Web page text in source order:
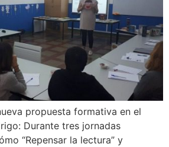
propuesta formativa en el
Durante tres jornadas
“Repensar la lectura” y